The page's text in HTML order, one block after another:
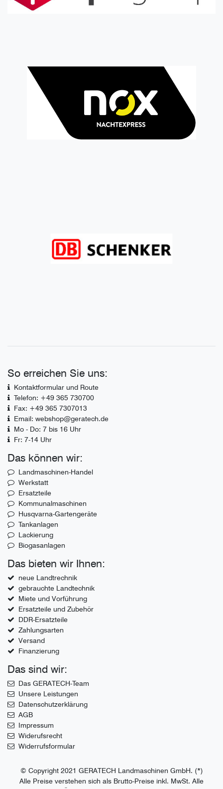
So erreichen Sie uns:
Kontaktformular und Route
Telefon: +49 365 730700
Fax: +49 365 7307013
Email: webshop@geratech.de
Mo - Do: 7 bis 16 Uhr
Fr: 7-14 Uhr
Das können wir:
Landmaschinen-Handel
Werkstatt
Ersatzteile
Kommunalmaschinen
Husqvarna-Gartengeräte
Tankanlagen
Lackierung
Biogasanlagen
Das bieten wir Ihnen:
neue Landtrechnik
gebrauchte Landtechnik
Miete und Vorführung
Ersatzteile und Zubehör
DDR-Ersatzteile
Zahlungsarten
Versand
Finanzierung
Das sind wir:
Das GERATECH-Team
Unsere Leistungen
Datenschutzerklärung
AGB
Impressum
Widerufsrecht
Widerrufsformular
© Copyright 2021 GERATECH Landmaschinen GmbH. (*)
Alle Preise verstehen sich als Brutto-Preise inkl. MwSt. Alle